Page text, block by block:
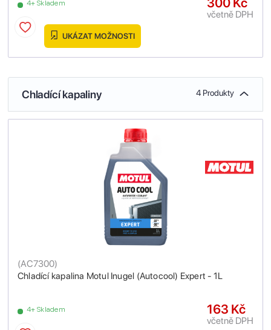
4+ Skladem
včetně DPH
UKÁZAT MOŽNOSTI
Chladící kapaliny 4 Produkty
Chladící kapalina Motul Inugel (Autocool) Expert - 1L
(AC7300)
4+ Skladem 163 Kč
včetně DPH